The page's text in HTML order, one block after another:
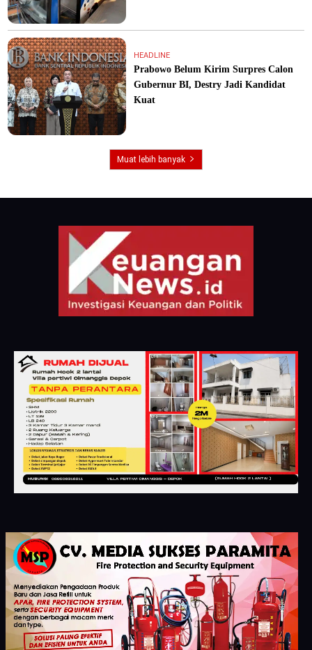
HEADLINE
Prabowo Belum Kirim Surpres Calon
Gubernur BI, Destry Jadi Kandidat
Kuat
Muat lebih banyak